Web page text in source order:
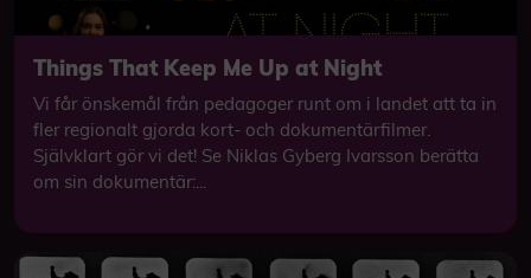
Things That Keep Me Up at Night
Vi får önskemål från pedagoger runt om i landet att ta in
fler regionalt gjorda kort- och dokumentärfilmer.
Självklart gör vi det! Se Niklas Gyberg Ivarsson berätta
om sin dokumentär:...